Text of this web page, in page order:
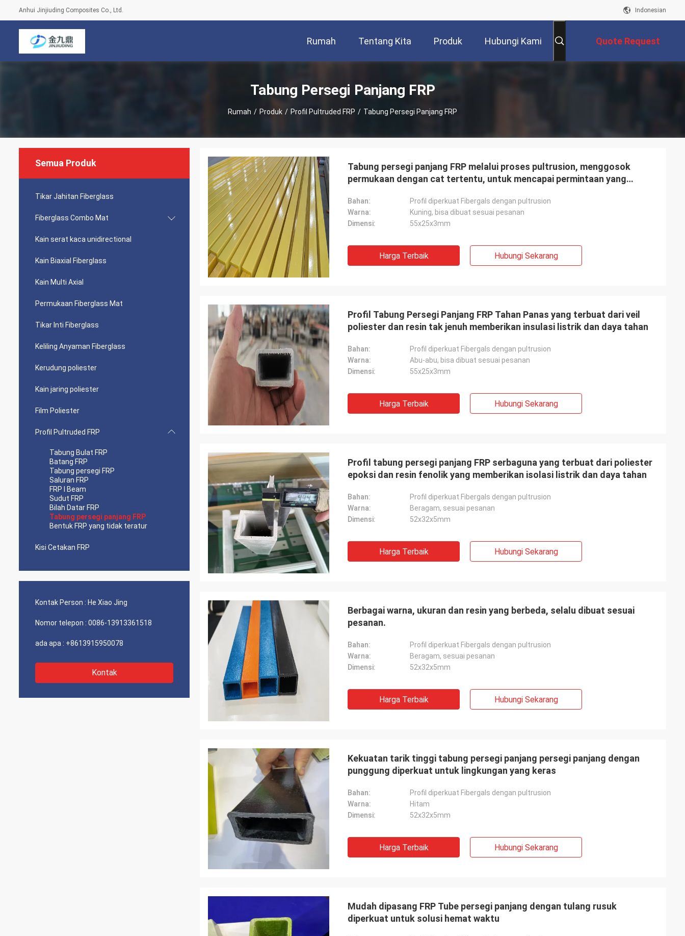
Anhui Jinjiuding Composites Co., Ltd. Indonesian
Rumah Tentang Kita Produk Hubungi Kami Quote Request
Tabung Persegi Panjang FRP
Rumah / Produk / Profil Pultruded FRP / Tabung Persegi Panjang FRP
Semua Produk
Tikar Jahitan Fiberglass
Fiberglass Combo Mat
Kain serat kaca unidirectional
Kain Biaxial Fiberglass
Kain Multi Axial
Permukaan Fiberglass Mat
Tikar Inti Fiberglass
Keliling Anyaman Fiberglass
Kerudung poliester
Kain jaring poliester
Film Poliester
Profil Pultruded FRP
Tabung Bulat FRP
Batang FRP
Tabung persegi FRP
Saluran FRP
FRP I Beam
Sudut FRP
Bilah Datar FRP
Tabung persegi panjang FRP
Bentuk FRP yang tidak teratur
Kisi Cetakan FRP
Kontak Person : He Xiao Jing
Nomor telepon : 0086-13913361518
ada apa : +8613915950078
Kontak
Tabung persegi panjang FRP melalui proses pultrusion, menggosok
permukaan dengan cat tertentu, untuk mencapai permintaan yang
Bahan:
Profil diperkuat Fibergals dengan pultrusion
Warna:
Kuning, bisa dibuat sesuai pesanan
Dimensi:
55x25x3mm
Harga Terbaik Hubungi Sekarang
Profil Tabung Persegi Panjang FRP Tahan Panas yang terbuat dari veil
poliester dan resin tak jenuh memberikan insulasi listrik dan daya tahan
Bahan:
Profil diperkuat Fibergals dengan pultrusion
Warna:
Abu-abu, bisa dibuat sesuai pesanan
Dimensi:
55x25x3mm
Harga Terbaik Hubungi Sekarang
Profil tabung persegi panjang FRP serbaguna yang terbuat dari poliester
epoksi dan resin fenolik yang memberikan isolasi listrik dan daya tahan
Bahan:
Profil diperkuat Fibergals dengan pultrusion
Warna:
Beragam, sesuai pesanan
Dimensi:
52x32x5mm
Harga Terbaik Hubungi Sekarang
Berbagai warna, ukuran dan resin yang berbeda, selalu dibuat sesuai
pesanan.
Bahan:
Profil diperkuat Fibergals dengan pultrusion
Warna:
Beragam, sesuai pesanan
Dimensi:
52x32x5mm
Harga Terbaik Hubungi Sekarang
Kekuatan tarik tinggi tabung persegi panjang persegi panjang dengan
punggung diperkuat untuk lingkungan yang keras
Bahan:
Profil diperkuat Fibergals dengan pultrusion
Warna:
Hitam
Dimensi:
52x32x5mm
Harga Terbaik Hubungi Sekarang
Mudah dipasang FRP Tube persegi panjang dengan tulang rusuk
diperkuat untuk solusi hemat waktu